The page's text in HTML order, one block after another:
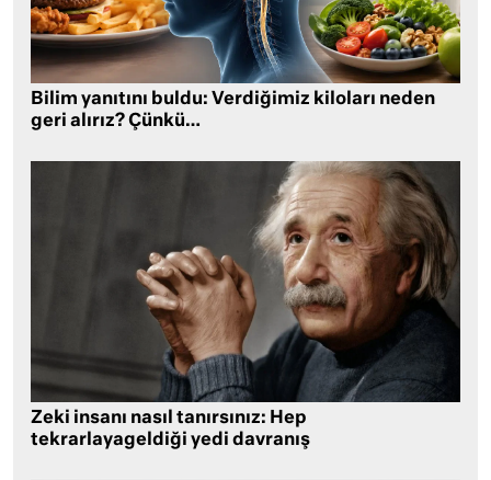
Bilim yanıtını buldu: Verdiğimiz kiloları neden
geri alırız? Çünkü…
Zeki insanı nasıl tanırsınız: Hep
tekrarlayageldiği yedi davranış